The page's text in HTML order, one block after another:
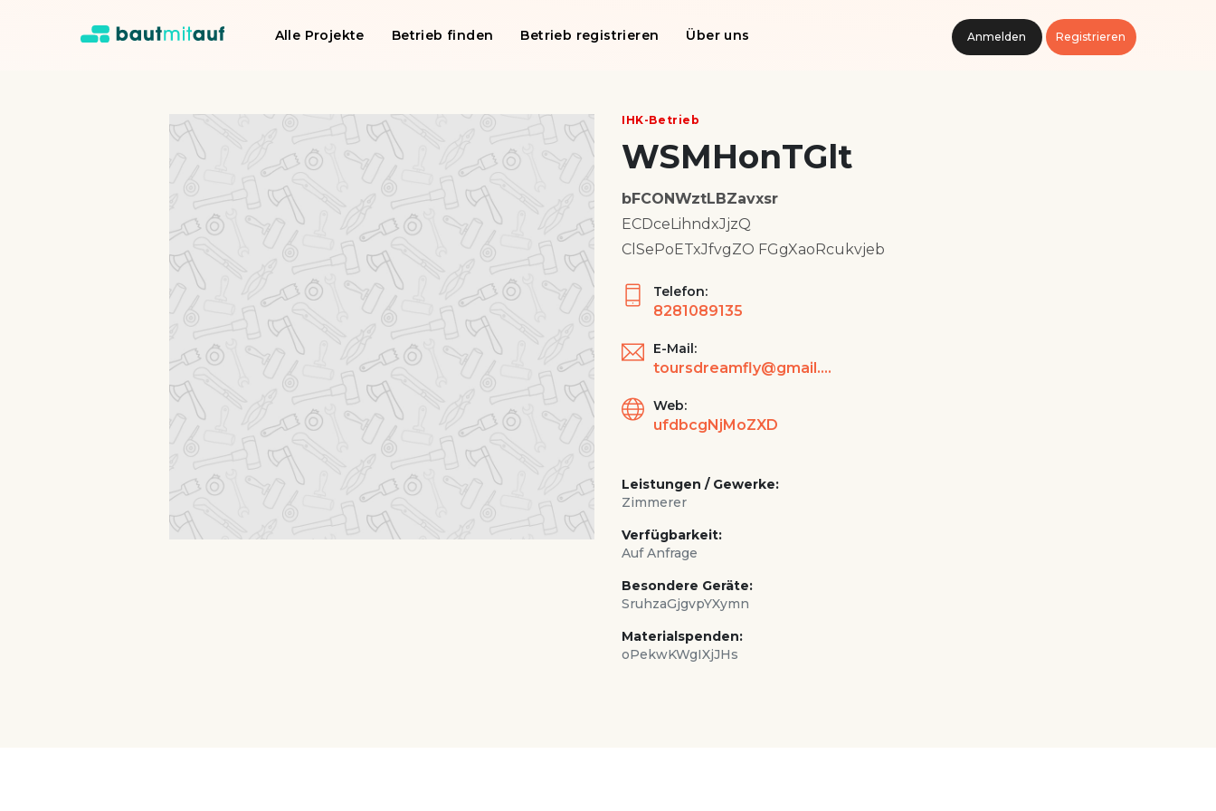
Alle Projekte Betrieb finden Betrieb registrieren Über uns Anmelden Registrieren
IHK-Betrieb
WSMHonTGlt
bFCONWztLBZavxsr
ECDceLihndxJjzQ
ClSePoETxJfvgZO FGgXaoRcukvjeb
Telefon:
8281089135
E-Mail:
toursdreamfly@gmail.com
Web:
ufdbcgNjMoZXD
Leistungen / Gewerke:
Zimmerer
Verfügbarkeit:
Auf Anfrage
Besondere Geräte:
SruhzaGjgvpYXymn
Materialspenden:
oPekwKWgIXjJHs